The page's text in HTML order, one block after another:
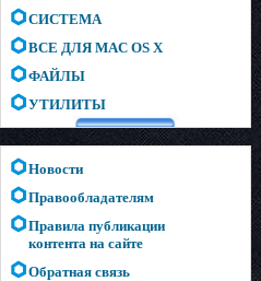
СИСТЕМА
ВСЕ ДЛЯ MAC OS X
ФАЙЛЫ
УТИЛИТЫ
Новости
Правообладателям
Правила публикации
контента на сайте
Обратная связь